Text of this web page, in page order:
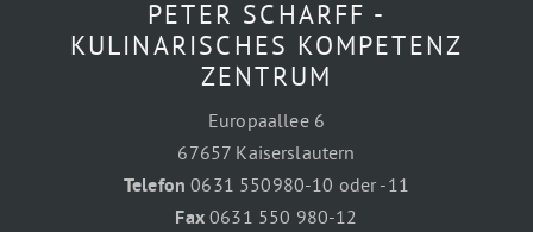
PETER SCHARFF -
KULINARISCHES KOMPETENZ
ZENTRUM
Europaallee 6
67657 Kaiserslautern
Telefon 0631 550980-10 oder -11
Fax0631 550 980-12